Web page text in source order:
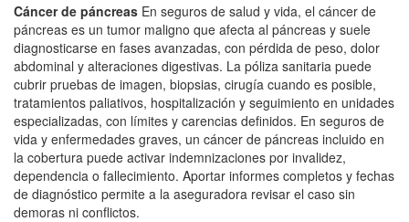
Cáncer de páncreas En seguros de salud y vida, el cáncer de
páncreas es un tumor maligno que afecta al páncreas y suele
diagnosticarse en fases avanzadas, con pérdida de peso, dolor
abdominal y alteraciones digestivas. La póliza sanitaria puede
cubrir pruebas de imagen, biopsias, cirugía cuando es posible,
tratamientos paliativos, hospitalización y seguimiento en unidades
especializadas, con límites y carencias definidos. En seguros de
vida y enfermedades graves, un cáncer de páncreas incluido en
la cobertura puede activar indemnizaciones por invalidez,
dependencia o fallecimiento. Aportar informes completos y fechas
de diagnóstico permite a la aseguradora revisar el caso sin
demoras ni conflictos.